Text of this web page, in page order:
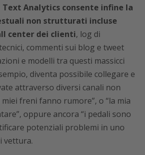
Analytics consente infine la
non strutturati incluse
center dei clienti, log di
commenti sui blog e tweet
e modelli tra questi massicci
diventa possibile collegare e
attraverso diversi canali non
freni fanno rumore”, o “la mia
oppure ancora “i pedali sono
potenziali problemi in uno
vettura.